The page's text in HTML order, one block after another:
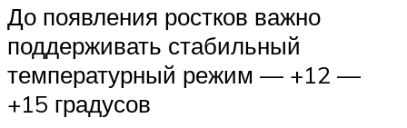
До появления ростков важно
поддерживать стабильный
температурный режим — +12 —
+15 градусов